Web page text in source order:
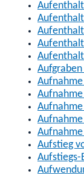
Aufstieg
Aufstiegs-